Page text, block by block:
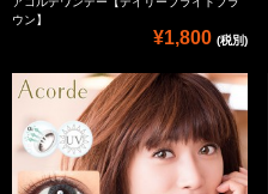
ウン】
¥1,800 (税別)